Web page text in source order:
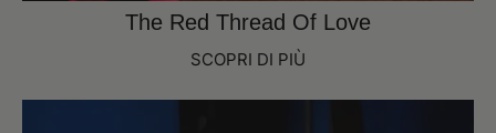
The Red Thread Of Love
SCOPRI DI PIÙ